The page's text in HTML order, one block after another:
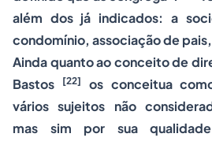
além dos já indicados: a
condomínio, associação de
Ainda quanto ao conceito de
Bastos
[22]
os conceitua
vários sujeitos não
mas sim por sua